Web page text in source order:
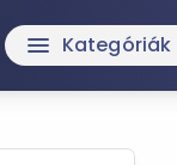
menu Kategóriák